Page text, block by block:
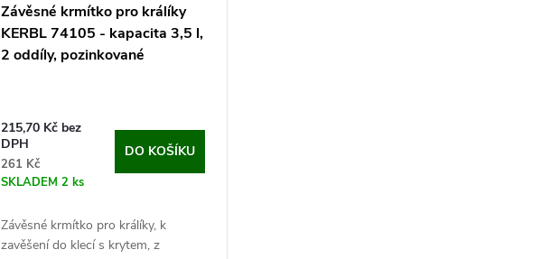
Závěsné krmítko pro králíky
KERBL 74105 - kapacita 3,5 l,
2 oddíly, pozinkované
215,70 Kč bez
DPH
261 Kč
SKLADEM2 ks
DO KOŠÍKU
Závěsné krmítko pro králíky, k
zavěšení do klecí s krytem, z